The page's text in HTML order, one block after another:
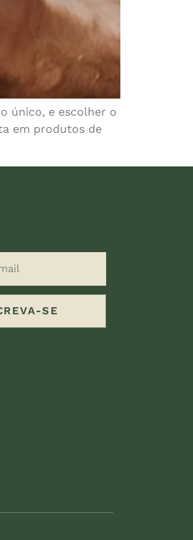
único, e escolher o
em produtos de
SE